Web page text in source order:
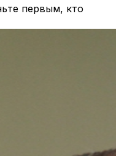
первым, кто